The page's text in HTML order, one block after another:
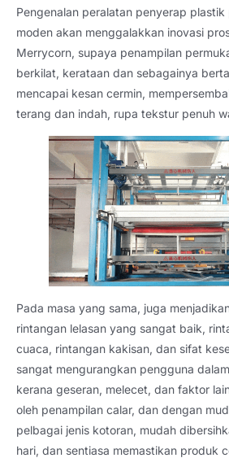
Pengenalan peralatan penyerap
moden akan menggalakkan inovasi
Merrycorn, supaya penampilan
berkilat, kerataan dan sebagainya
mencapai kesan cermin,
terang dan indah, rupa tekstur penuh
Pada masa yang sama, juga
rintangan lelasan yang sangat baik,
cuaca, rintangan kakisan, dan sifat
sangat mengurangkan pengguna
kerana geseran, melecet, dan faktor
oleh penampilan calar, dan dengan
pelbagai jenis kotoran, mudah
hari, dan sentiasa memastikan produk